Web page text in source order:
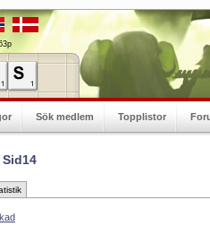
Sök medlem Topplistor